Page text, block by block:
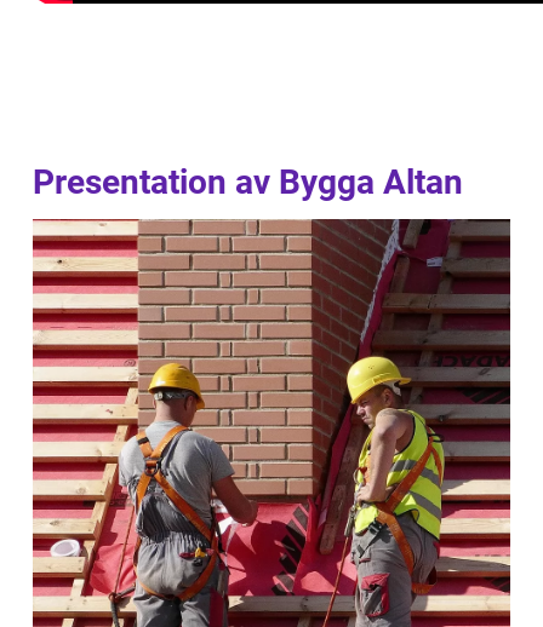
Presentation av Bygga Altan